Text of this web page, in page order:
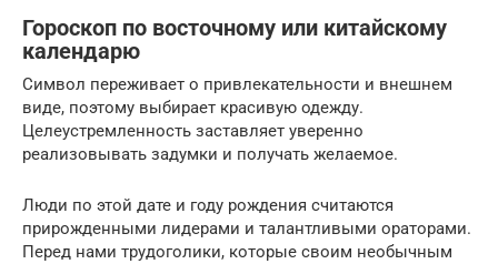
Гороскоп по восточному или китайскому
календарю
Символ переживает о привлекательности и внешнем
виде, поэтому выбирает красивую одежду.
Целеустремленность заставляет уверенно
реализовывать задумки и получать желаемое.
Люди по этой дате и году рождения считаются
прирожденными лидерами и талантливыми ораторами.
Перед нами трудоголики, которые своим необычным